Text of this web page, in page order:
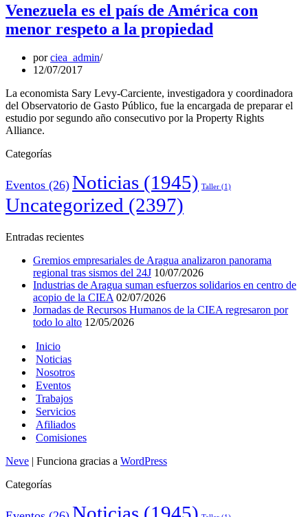
Venezuela es el país de América con
menor respeto a la propiedad
porciea_admin
12/07/2017
La economista Sary Levy-Carciente, investigadora y coordinadora
del Observatorio de Gasto Público, fue la encargada de preparar el
estudio por segundo año consecutivo por la Property Rights
Alliance.
Categorías
Eventos (26) Noticias (1945) Taller (1)
Uncategorized (2397)
Entradas recientes
Gremios empresariales de Aragua analizaron panorama
regional tras sismos del 24J 10/07/2026
Industrias de Aragua suman esfuerzos solidarios en centro de
acopio de la CIEA 02/07/2026
Jornadas de Recursos Humanos de la CIEA regresaron por
todo lo alto 12/05/2026
Inicio
Noticias
Nosotros
Eventos
Trabajos
Servicios
Afiliados
Comisiones
Neve | Funciona gracias a WordPress
Categorías